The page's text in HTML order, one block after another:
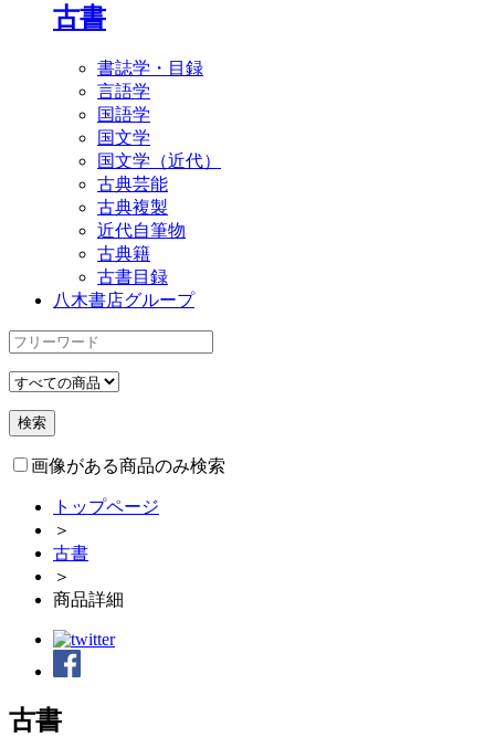
古書
書誌学・目録
言語学
国語学
国文学
国文学（近代）
古典芸能
古典複製
近代自筆物
古典籍
古書目録
八木書店グループ
画像がある商品のみ検索
トップページ
＞
古書
＞
商品詳細
古書